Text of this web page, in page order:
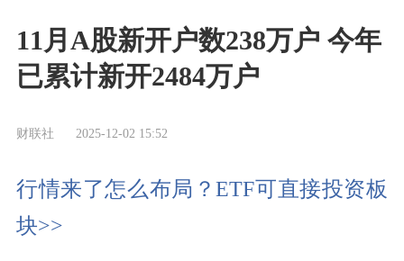
11月A股新开户数238万户 今年
已累计新开2484万户
财联社 2025-12-02 15:52
行情来了怎么布局？ETF可直接投资板
块>>